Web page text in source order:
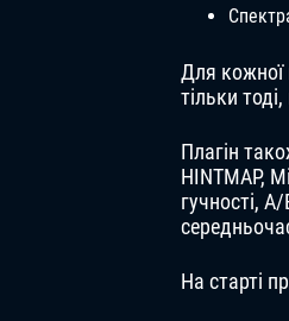
Для кожної
тільки
Плагін
HINTMAP,
гучності,
На старті